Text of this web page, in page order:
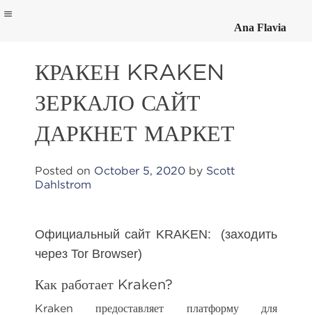
contentКРАКЕН KRAKEN
ЗЕРКАЛО САЙТ
ДАРКНЕТ МАРКЕТ
Posted on October 5, 2020 by Scott
Dahlstrom
Официальный сайт KRAKEN: (заходить
через Tor Browser)
Как работает Kraken?
Kraken предоставляет платформу для
Ana Flavia